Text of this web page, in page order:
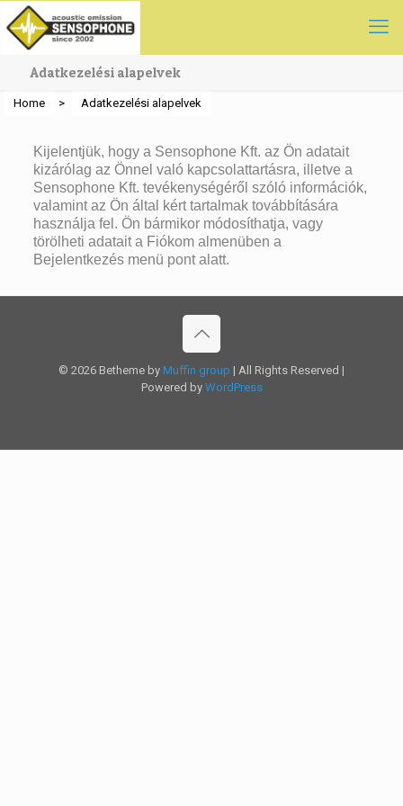
Adatkezelési alapelvek
Home > Adatkezelési alapelvek
Kijelentjük, hogy a Sensophone Kft. az Ön adatait
kizárólag az Önnel való kapcsolattartásra, illetve a
Sensophone Kft. tevékenységéről szóló információk,
valamint az Ön által kért tartalmak továbbítására
használja fel. Ön bármikor módosíthatja, vagy
törölheti adatait a Fiókom almenüben a
Bejelentkezés menü pont alatt.
© 2026 Betheme by Muffin group | All Rights Reserved |
Powered by WordPress